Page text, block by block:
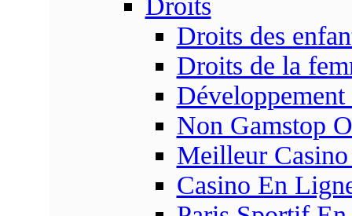
Droits
Droits des
Droits de la
Non Gamstop
Meilleur
Casino En